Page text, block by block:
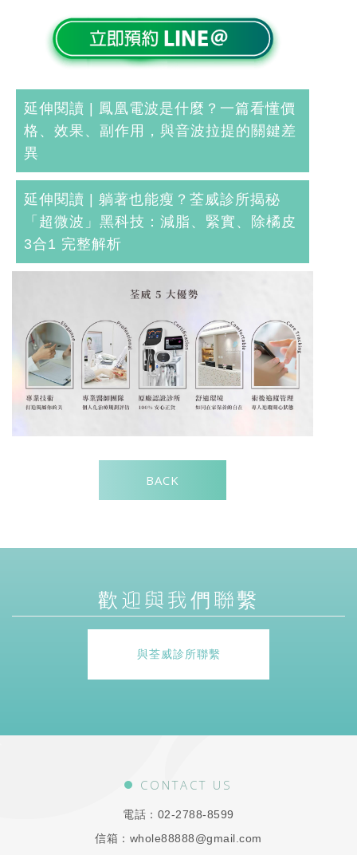
延伸閱讀 | 鳳凰電波是什麼？一篇看懂價
格、效果、副作用，與音波拉提的關鍵差
異
延伸閱讀 | 躺著也能瘦？荃威診所揭秘
「超微波」黑科技：減脂、緊實、除橘皮
3合1 完整解析
BACK
歡迎與我們聯繫
與荃威診所聯繫
CONTACT US
電話： 02-2788-8599
信箱： whole88888@gmail.com